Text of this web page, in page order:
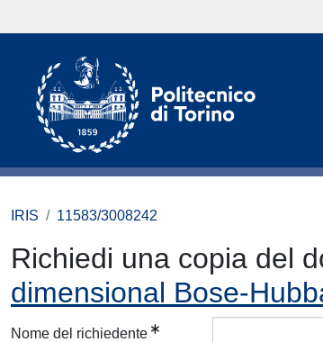
IRIS 11583/3008242
Richiedi una copia del
dimensional Bose-
Nome del richiedente